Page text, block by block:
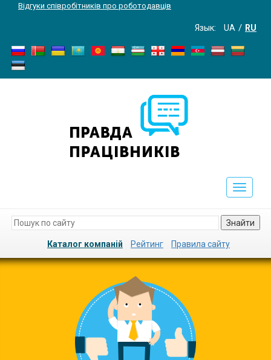
Відгуки співробітників про роботодавців
Язык: UA RU
Toggle
Знайти
Каталог компаній Рейтинг Правила сайту